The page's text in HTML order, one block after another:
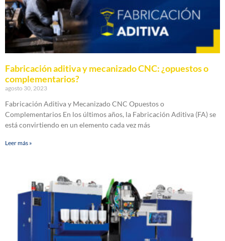
Fabricación aditiva y mecanizado CNC: ¿opuestos o
complementarios?
agosto 30, 2023
Fabricación Aditiva y Mecanizado CNC Opuestos o
Complementarios En los últimos años, la Fabricación Aditiva (FA) se
está convirtiendo en un elemento cada vez más
Leer más »